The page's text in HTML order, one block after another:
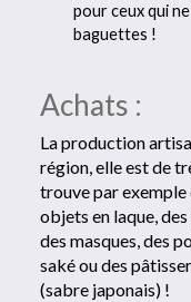
pour ceux qui
baguettes !
Achats :
La production
région, elle est de
trouve par exemple
objets en laque,
des masques, des
saké ou des
(sabre japonais) !